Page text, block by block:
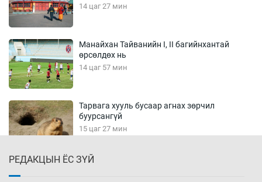
14 цаг 27 мин
Манайхан Тайванийн I, II багийнхантай
өрсөлдөх нь
14 цаг 57 мин
Тарвага хууль бусаар агнах зөрчил
буурсангүй
15 цаг 27 мин
РЕДАКЦЫН ЁС ЗҮЙ